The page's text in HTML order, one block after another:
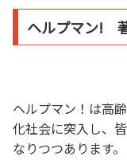
ヘルプマン!
ヘルプマン！は高
化社会に突入し、
なりつつあります